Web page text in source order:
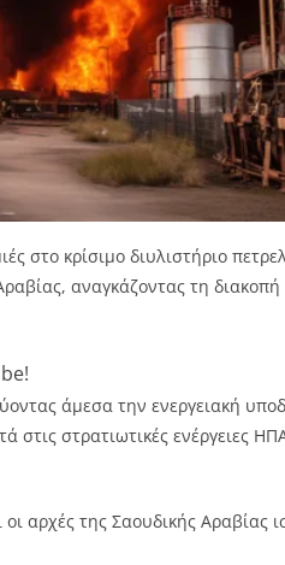
στο κρίσιμο διυλιστήριο
αναγκάζοντας τη διακοπή
άμεσα την ενεργειακή
στις στρατιωτικές ενέργειες
αρχές της Σαουδικής Αραβίας